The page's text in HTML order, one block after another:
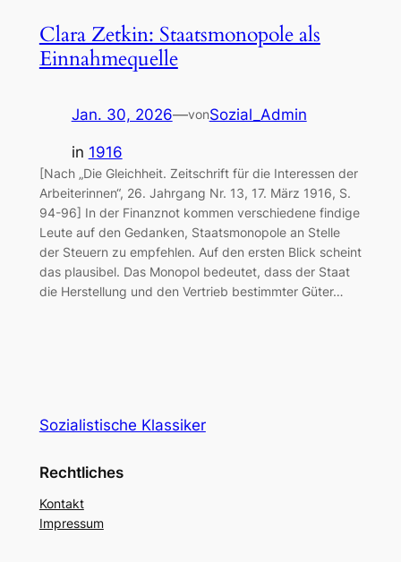
Clara Zetkin: Staatsmonopole als
Einnahmequelle
Jan. 30, 2026—vonSozial_Admin
in 1916
[Nach „Die Gleichheit. Zeitschrift für die Interessen der
Arbeiterinnen“, 26. Jahrgang Nr. 13, 17. März 1916, S.
94-96] In der Finanznot kommen verschiedene findige
Leute auf den Gedanken, Staatsmonopole an Stelle
der Steuern zu empfehlen. Auf den ersten Blick scheint
das plausibel. Das Monopol bedeutet, dass der Staat
die Herstellung und den Vertrieb bestimmter Güter…
Sozialistische Klassiker
Rechtliches
Kontakt
Impressum